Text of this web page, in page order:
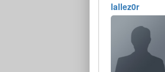
lallez0r